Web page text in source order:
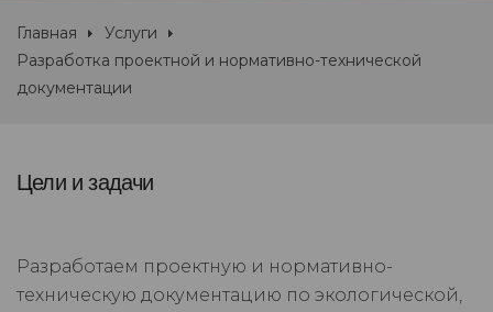
Главная
Услуги
Разработка проектной и нормативно-технической
документации
Цели и задачи
Разработаем проектную и нормативно-
техническую документацию по экологической,